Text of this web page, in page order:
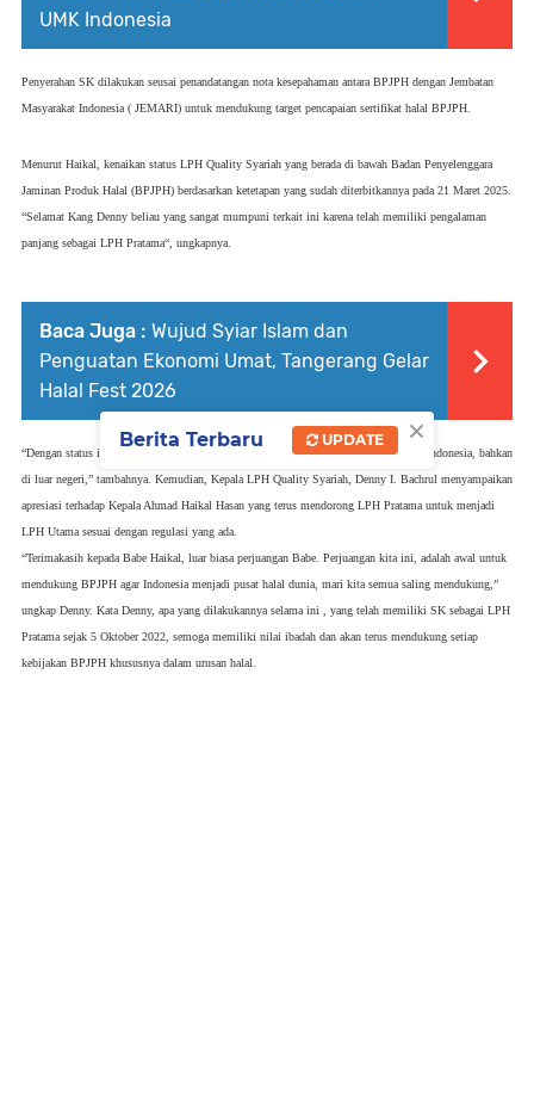
UMK Indonesia
Penyerahan SK dilakukan seusai penandatangan nota kesepahaman antara BPJPH dengan Jembatan
Masyarakat Indonesia ( JEMARI) untuk mendukung target pencapaian sertifikat halal BPJPH.
Menurut Haikal, kenaikan status LPH Quality Syariah yang berada di bawah Badan Penyelenggara
Jaminan Produk Halal (BPJPH) berdasarkan ketetapan yang sudah diterbitkannya pada 21 Maret 2025.
“Selamat Kang Denny beliau yang sangat mumpuni terkait ini karena telah memiliki pengalaman
panjang sebagai LPH Pratama“, ungkapnya.
Baca Juga : Wujud Syiar Islam dan
Penguatan Ekonomi Umat, Tangerang Gelar
Halal Fest 2026
“Dengan status ini, LPH Quality Syariah bisa melakukan sertifikasi halal di seluruh Indonesia, bahkan
di luar negeri,” tambahnya. Kemudian, Kepala LPH Quality Syariah, Denny I. Bachrul menyampaikan
apresiasi terhadap Kepala Ahmad Haikal Hasan yang terus mendorong LPH Pratama untuk menjadi
LPH Utama sesuai dengan regulasi yang ada.
“Terimakasih kepada Babe Haikal, luar biasa perjuangan Babe. Perjuangan kita ini, adalah awal untuk
mendukung BPJPH agar Indonesia menjadi pusat halal dunia, mari kita semua saling mendukung,”
ungkap Denny. Kata Denny, apa yang dilakukannya selama ini , yang telah memiliki SK sebagai LPH
Pratama sejak 5 Oktober 2022, semoga memiliki nilai ibadah dan akan terus mendukung setiap
kebijakan BPJPH khususnya dalam urusan halal.
×
Berita Terbaru UPDATE